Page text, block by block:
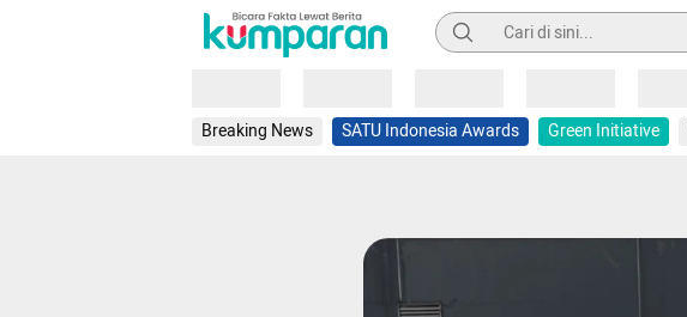
Pencarian
Breaking News SATU Indonesia Awards Green Initiative